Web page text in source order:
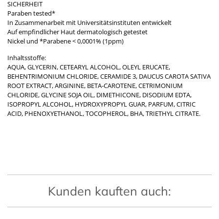
SICHERHEIT
​Paraben tested*
In Zusammenarbeit mit Universitätsinstituten entwickelt
Auf empfindlicher Haut dermatologisch getestet
Nickel und *Parabene < 0,0001% (1ppm)
Inhaltsstoffe:
AQUA, GLYCERIN, CETEARYL ALCOHOL, OLEYL ERUCATE,
BEHENTRIMONIUM CHLORIDE, CERAMIDE 3, DAUCUS CAROTA SATIVA
ROOT EXTRACT, ARGININE, BETA-CAROTENE, CETRIMONIUM
CHLORIDE, GLYCINE SOJA OIL, DIMETHICONE, DISODIUM EDTA,
ISOPROPYL ALCOHOL, HYDROXYPROPYL GUAR, PARFUM, CITRIC
ACID, PHENOXYETHANOL, TOCOPHEROL, BHA, TRIETHYL CITRATE.
Kunden kauften auch: